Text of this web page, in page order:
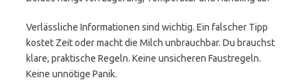
Verlässliche Informationen sind wichtig. Ein falscher Tipp
kostet Zeit oder macht die Milch unbrauchbar. Du brauchst
klare, praktische Regeln. Keine unsicheren Faustregeln.
Keine unnötige Panik.